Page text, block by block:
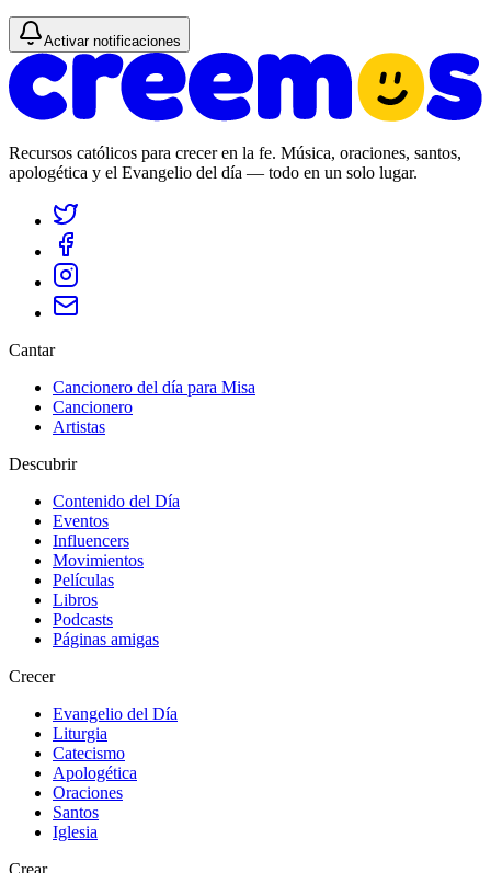
Activar notificaciones
Recursos católicos para crecer en la fe. Música, oraciones, santos,
apologética y el Evangelio del día — todo en un solo lugar.
Cantar
Cancionero del día para Misa
Cancionero
Artistas
Descubrir
Contenido del Día
Eventos
Influencers
Movimientos
Películas
Libros
Podcasts
Páginas amigas
Crecer
Evangelio del Día
Liturgia
Catecismo
Apologética
Oraciones
Santos
Iglesia
Crear